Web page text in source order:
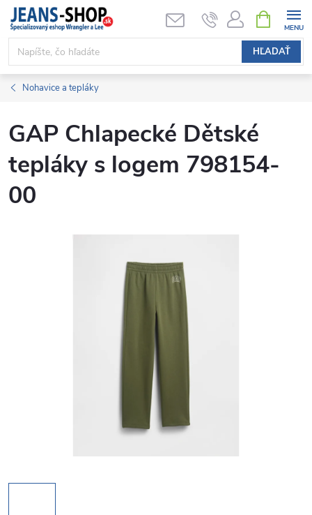
Prejsť
obsah
HĽADAŤ
KOŠÍK
Nohavice a tepláky
GAP Chlapecké Dětské
tepláky s logem 798154-
00